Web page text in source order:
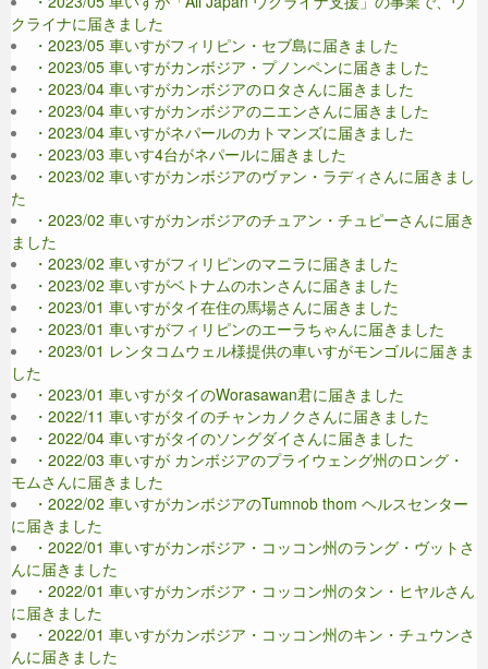
クライナに届きました
・2023/05 車いすがフィリピン・セブ島に届きました
・2023/05 車いすがカンボジア・プノンペンに届きました
・2023/04 車いすがカンボジアのロタさんに届きました
・2023/04 車いすがカンボジアのニエンさんに届きました
・2023/04 車いすがネパールのカトマンズに届きました
・2023/03 車いす4台がネパールに届きました
・2023/02 車いすがカンボジアのヴァン・ラディさんに届きまし
た
・2023/02 車いすがカンボジアのチュアン・チュピーさんに届き
ました
・2023/02 車いすがフィリピンのマニラに届きました
・2023/02 車いすがベトナムのホンさんに届きました
・2023/01 車いすがタイ在住の馬場さんに届きました
・2023/01 車いすがフィリピンのエーラちゃんに届きました
・2023/01 レンタコムウェル様提供の車いすがモンゴルに届きま
した
・2023/01 車いすがタイのWorasawan君に届きました
・2022/11 車いすがタイのチャンカノクさんに届きました
・2022/04 車いすがタイのソングダイさんに届きました
・2022/03 車いすが カンボジアのプライウェング州のロング・
モムさんに届きました
・2022/02 車いすがカンボジアのTumnob thom ヘルスセンター
に届きました
・2022/01 車いすがカンボジア・コッコン州のラング・ヴットさ
んに届きました
・2022/01 車いすがカンボジア・コッコン州のタン・ヒヤルさん
に届きました
・2022/01 車いすがカンボジア・コッコン州のキン・チュウンさ
んに届きました